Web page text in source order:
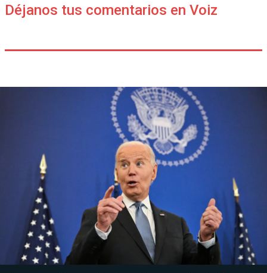
Déjanos tus comentarios en Voiz